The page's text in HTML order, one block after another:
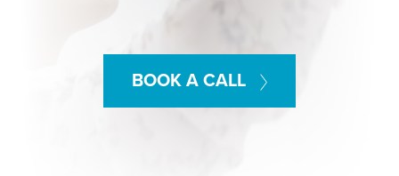
BOOK A CALL